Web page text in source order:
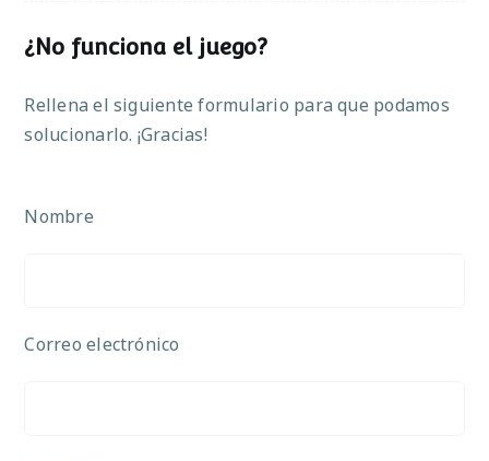
¿No funciona el juego?
Rellena el siguiente formulario para que podamos
solucionarlo. ¡Gracias!
Nombre
Correo electrónico